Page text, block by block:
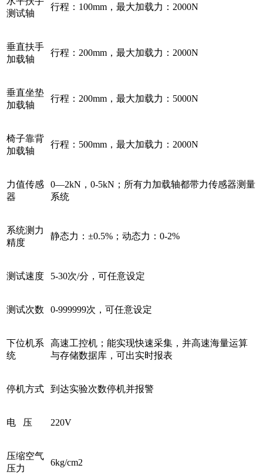
测试轴
行程：100mm，最大加载力：2000N
垂直扶手
加载轴
行程：200mm，最大加载力：2000N
垂直坐垫
加载轴
行程：200mm，最大加载力：5000N
椅子靠背
加载轴
行程：500mm，最大加载力：2000N
力值传感
器
0—2kN，0-5kN；所有力加载轴都带力传感器测量
系统
系统测力
精度
静态力：±0.5%；动态力：0-2%
测试速度 5-30次/分，可任意设定
测试次数 0-999999次，可任意设定
下位机系
统
高速工控机；能实现快速采集，并高速海量运算
与存储数据库，可出实时报表
停机方式 到达实验次数停机并报警
电 压 220V
压缩空气
压力
6kg/cm2